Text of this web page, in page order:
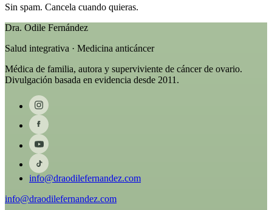
Sin spam. Cancela cuando quieras.
Dra. Odile Fernández
Salud integrativa · Medicina anticáncer
Médica de familia, autora y superviviente de cáncer de ovario.
Divulgación basada en evidencia desde 2011.
info@draodilefernandez.com
info@draodilefernandez.com